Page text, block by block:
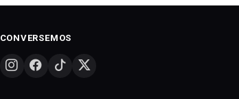
CONVERSEMOS